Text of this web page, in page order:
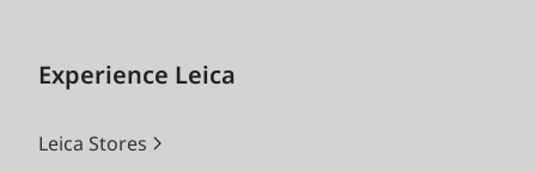
Experience Leica
Leica Stores